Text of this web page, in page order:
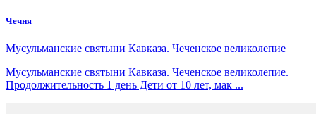
Чечня
Мусульманские святыни Кавказа. Чеченское великолепие
Мусульманские святыни Кавказа. Чеченское великолепие.
Продолжительность 1 день Дети от 10 лет, мак ...